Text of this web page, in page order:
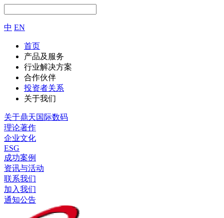
中 EN
首页
产品及服务
行业解决方案
合作伙伴
投资者关系
关于我们
关于鼎天国际数码
理论著作
企业文化
ESG
成功案例
资讯与活动
联系我们
加入我们
通知公告